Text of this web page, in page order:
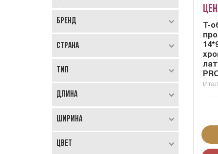
Бренд
Страна
Тип
Длина
Ширина
Цвет
Т-